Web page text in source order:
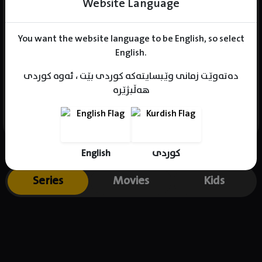
You want the website language to be English, so select
English.
دەتەوێت زمانی وێبسایتەکە کوردی بێت ، ئەوە کوردی
هەڵبژێرە
English کوردی
Name : Maryam Rzgar
Born : 2003-10-11
Series Movies Kids